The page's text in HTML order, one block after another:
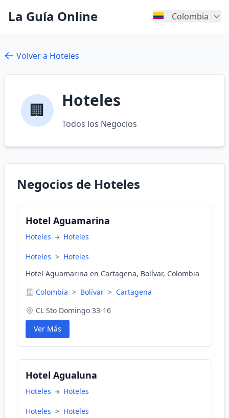
La Guía Online Colombia
Volver a Hoteles
🏢 Hoteles
Todos los Negocios
Negocios de Hoteles
Hotel Aguamarina
Hoteles Hoteles
Hoteles > Hoteles
Hotel Aguamarina en Cartagena, Bolívar, Colombia
Colombia > Bolívar > Cartagena
CL Sto Domingo 33-16
Ver Más
Hotel Agualuna
Hoteles Hoteles
Hoteles > Hoteles